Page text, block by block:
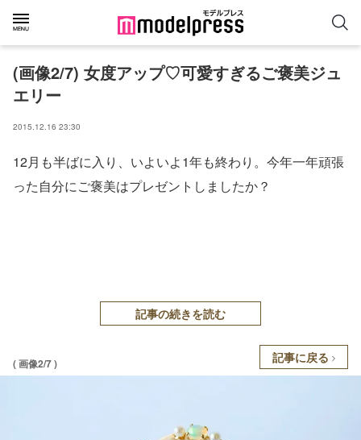
(画像2/7) 女度アップ♡可愛すぎるご褒美ジュ
エリー
2015.12.16 23:30
12月も半ばに入り、いよいよ1年も終わり。今年一年頑張
った自分にご褒美はプレゼントしましたか？
記事の続きを読む
( 画像2/7 ) 記事に戻る